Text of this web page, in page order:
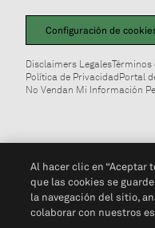
Configuración de
Disclaimers LegalesTérminos
Política de PrivacidadPortal
No Vendan Mi Información
Al hacer clic en “Aceptar
que las cookies se
la navegación del sitio,
colaborar con nuestros